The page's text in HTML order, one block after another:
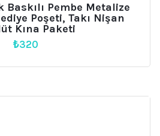
Baskılı Pembe Metalize
Poşeti, Takı Nişan
Kına Paketi
₺320